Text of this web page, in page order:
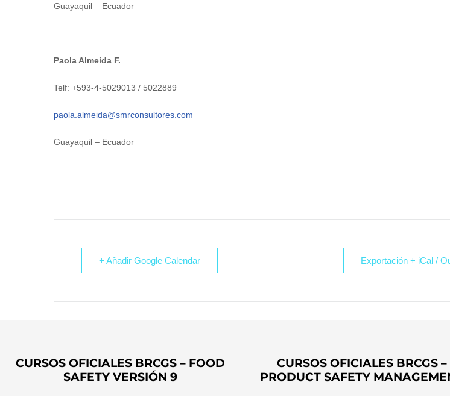
Guayaquil – Ecuador
Paola Almeida F.
Telf: +593-4-5029013 / 5022889
paola.almeida@smrconsultores.com
Guayaquil – Ecuador
+ Añadir Google Calendar Exportación + iCal /
CURSOS OFICIALES BRCGS – FOOD
SAFETY VERSIÓN 9
CURSOS OFICIALES BRCGS –
PRODUCT SAFETY